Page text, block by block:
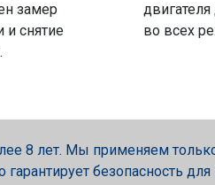
замер
и снятие
во всех
8 лет. Мы применяем
безопасность